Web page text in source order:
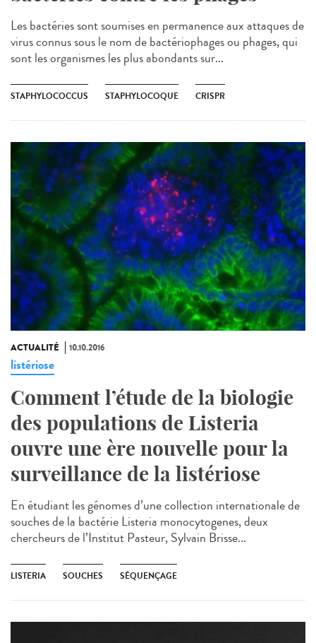
Les bactéries sont soumises en permanence aux attaques de
virus connus sous le nom de bactériophages ou phages, qui
sont les organismes les plus abondants sur...
STAPHYLOCOCCUS STAPHYLOCOQUE CRISPR
ACTUALITÉ 10.10.2016
listériose
Comment l’étude de la biologie
des populations de Listeria
ouvre une ère nouvelle pour la
surveillance de la listériose
En étudiant les génomes d’une collection internationale de
souches de la bactérie Listeria monocytogenes, deux
chercheurs de l’Institut Pasteur, Sylvain Brisse...
LISTERIA SOUCHES SÉQUENÇAGE